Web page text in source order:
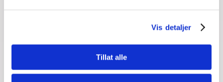
Vis detaljer
Tillat alle
dersom du ikke føler at du får den opplæringen du
trenger, er leksehjelp et godt alternativ. Gjennom
MentorNorge kan du få alternative oppgaver og